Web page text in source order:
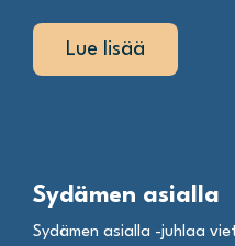
Lue lisää
Sydämen asialla
Sydämen asialla -juhlaa